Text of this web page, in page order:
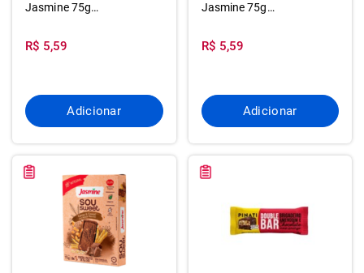
Jasmine 75g
R$ 5,59
Adicionar
Jasmine 75g
R$ 5,59
Adicionar